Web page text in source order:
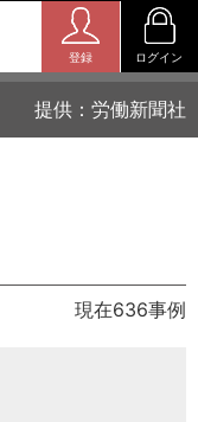
登録 ログイン
提供：労働新聞社
現在636事例